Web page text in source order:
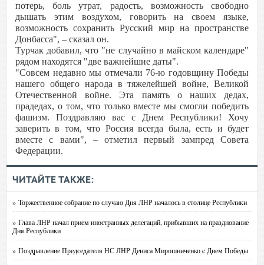
потерь, боль утрат, радость, возможность свободно
дышать этим воздухом, говорить на своем языке,
возможность сохранить Русский мир на пространстве
Донбасса", – сказал он.
Турчак добавил, что "не случайно в майском календаре"
рядом находятся "две важнейшие даты".
"Совсем недавно мы отмечали 76-ю годовщину Победы
нашего общего народа в тяжелейшей войне, Великой
Отечественной войне. Эта память о наших дедах,
прадедах, о том, что только вместе мы смогли победить
фашизм. Поздравляю вас с Днем Республики! Хочу
заверить в том, что Россия всегда была, есть и будет
вместе с вами", – отметил первый зампред Совета
Федерации.
ЧИТАЙТЕ ТАКЖЕ:
» Торжественное собрание по случаю Дня ЛНР началось в столице Республики
» Глава ЛНР начал прием иностранных делегаций, прибывших на празднование
Дня Республики
» Поздравление Председателя НС ЛНР Дениса Мирошниченко c Днем Победы